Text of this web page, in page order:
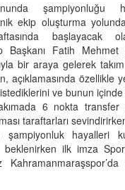
ekip oluşturma
başlayacak
Başkanı Fatih
bir araya gelerek
açıklamasında özellikle
ve bunun
6 nokta transfer
taraftarları
şampiyonluk hayalleri
beklenirken ilk imza